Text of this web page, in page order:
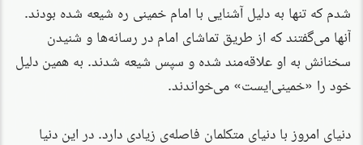
شدم که تنها به دلیل آشنایی با امام خمینی ره شیعه شده بودند.
آنها می‌گفتند که از طریق تماشای امام در رسانه‌ها و شنیدن
سخنانش به او علاقه‌مند شده و سپس شیعه شدند. به همین دلیل
خود را «خمینی‌ایست» می‌خواندند.
دنیای امروز با دنیای متکلمان فاصله‌ی زیادی دارد. در این دنیا